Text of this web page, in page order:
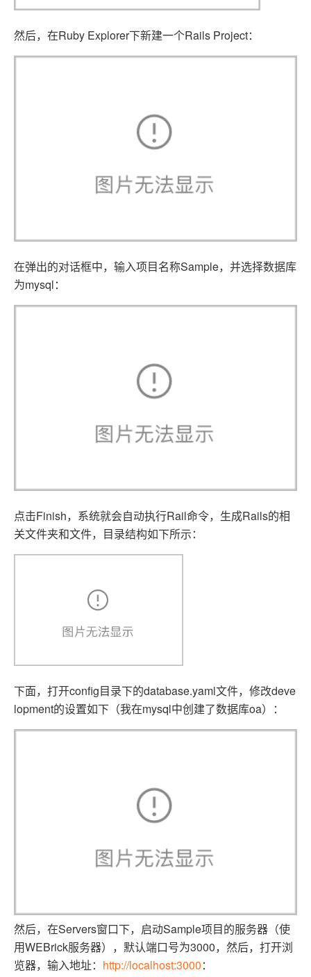
然后，在Ruby Explorer下新建一个Rails Project：
在弹出的对话框中，输入项目名称Sample，并选择数据库
为mysql：
点击Finish，系统就会自动执行Rail命令，生成Rails的相
关文件夹和文件，目录结构如下所示：
下面，打开config目录下的database.yaml文件，修改deve
lopment的设置如下（我在mysql中创建了数据库oa）：
然后，在Servers窗口下，启动Sample项目的服务器（使
用WEBrick服务器），默认端口号为3000，然后，打开浏
览器，输入地址： http://localhost:3000：